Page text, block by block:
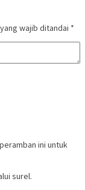
wajib ditandai *
ini untuk
surel.